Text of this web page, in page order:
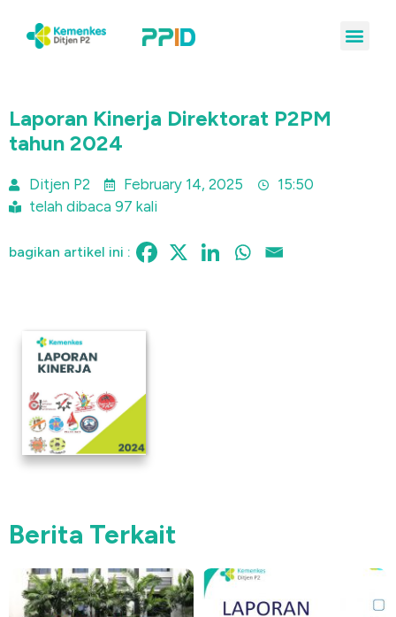
Laporan Kinerja Direktorat P2PM
tahun 2024
Ditjen P2 February 14, 2025
15:50
telah dibaca 97 kali
bagikan artikel ini :
Berita Terkait